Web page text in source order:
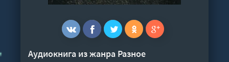
Аудиокнига из жанра Разное